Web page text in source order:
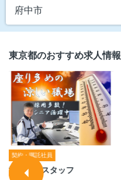
府中市
東京都のおすすめ求人情報
契約・嘱託社員
施設警備スタッフ